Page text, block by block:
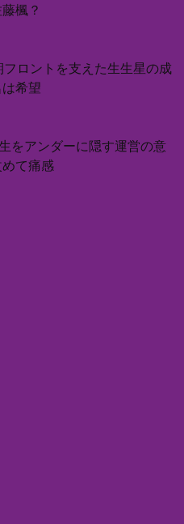
楓？
フロントを支えた生生星の成
希望
をアンダーに隠す運営の意
て痛感